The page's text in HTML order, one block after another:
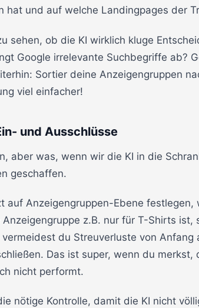
hat und auf welche Landingpages der
sehen, ob die KI wirklich kluge
Google irrelevante Suchbegriffe ab?
Sortier deine Anzeigengruppen
viel einfacher!
und Ausschlüsse
aber was, wenn wir die KI in die
geschaffen.
auf Anzeigengruppen-Ebene festlegen,
z.B. nur für T-Shirts ist,
du Streuverluste von Anfang
Das ist super, wenn du merkst,
nicht performt.
nötige Kontrolle, damit die KI nicht